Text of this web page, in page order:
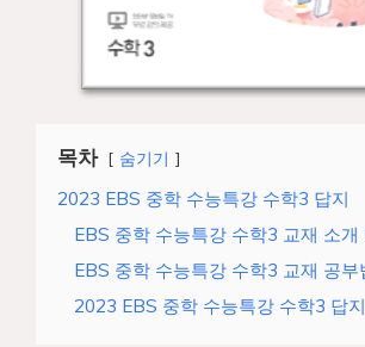
목차 숨기기
2023 EBS 중학 수능특강 수학3 답지
EBS 중학 수능특강 수학3 교재 소개
EBS 중학 수능특강 수학3 교재 공부
2023 EBS 중학 수능특강 수학3 답지